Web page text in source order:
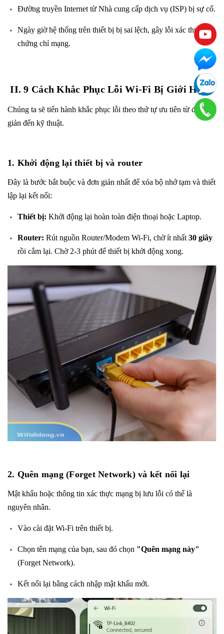
Đường truyền Internet từ Nhà cung cấp dịch vụ (ISP) bị sự cố.
Ngày giờ hệ thống trên thiết bị bị sai lệch, gây lỗi xác thực
chứng chỉ mạng.
II. 9 Cách Khắc Phục Lỗi Wi-Fi Bị Giới Hạn
Chúng ta sẽ tiến hành khắc phục lỗi theo thứ tự ưu tiên từ đơn
giản đến kỹ thuật.
1. Khởi động lại thiết bị và router
Đây là bước bắt buộc và đơn giản nhất để xóa bộ nhớ tạm và thiết
lập lại kết nối:
Thiết bị: Khởi động lại hoàn toàn điện thoại hoặc Laptop.
Router: Rút nguồn Router/Modem Wi-Fi, chờ ít nhất 30 giây
rồi cắm lại. Chờ 2-3 phút để thiết bị khởi động xong.
2. Quên mạng (Forget Network) và kết nối lại
Mật khẩu hoặc thông tin xác thực mạng bị lưu lỗi có thể là
nguyên nhân.
Vào cài đặt Wi-Fi trên thiết bị.
Chọn tên mạng của bạn, sau đó chọn "Quên mạng này"
(Forget Network).
Kết nối lại bằng cách nhập mật khẩu mới.